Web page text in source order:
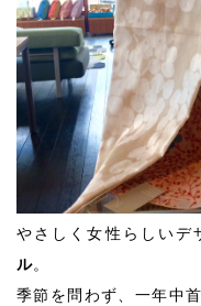
やさしく女性らしいデ
ル。
季節を問わず、一年中